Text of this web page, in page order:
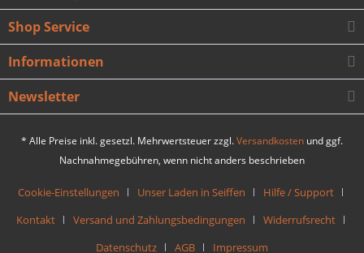
Shop Service
Informationen
Newsletter
* Alle Preise inkl. gesetzl. Mehrwertsteuer zzgl.Versandkosten und ggf.
Nachnahmegebühren, wenn nicht anders beschrieben
Cookie-Einstellungen Unser Laden in Seiffen
Hilfe / Support
Kontakt
Versand und Zahlungsbedingungen
Widerrufsrecht
Datenschutz
AGB Impressum